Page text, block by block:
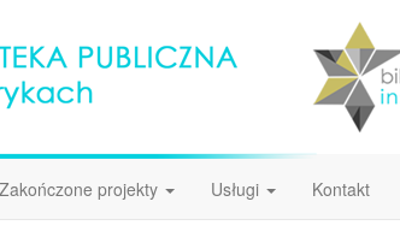
Zakończone projekty Usługi Kontakt